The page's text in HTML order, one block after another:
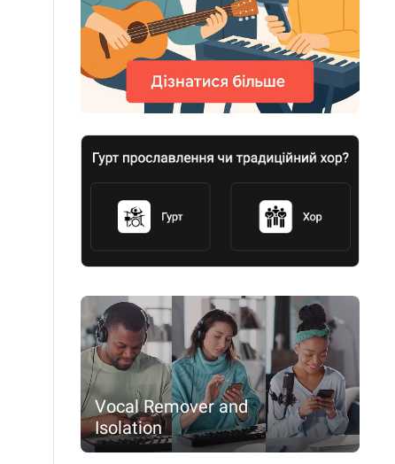
Vocal Remover and
Isolation